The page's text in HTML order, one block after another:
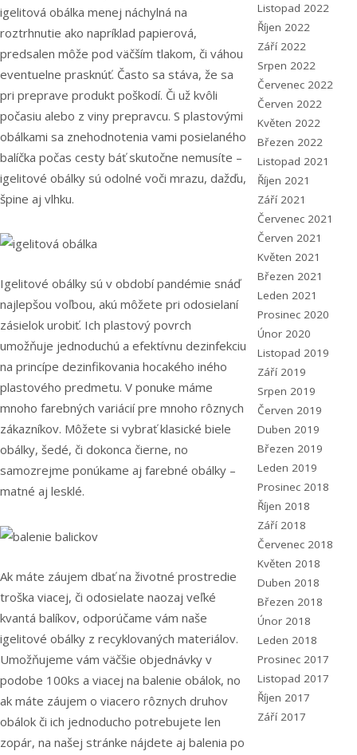
igelitová obálka menej náchylná na
roztrhnutie ako napríklad papierová,
predsalen môže pod väčším tlakom, či váhou
eventuelne prasknúť. Často sa stáva, že sa
pri preprave produkt poškodí. Či už kvôli
počasiu alebo z viny prepravcu. S plastovými
obálkami sa znehodnotenia vami posielaného
balíčka počas cesty báť skutočne nemusíte –
igelitové obálky sú odolné voči mrazu, dažďu,
špine aj vlhku.
Igelitové obálky sú v období pandémie snáď
najlepšou voľbou, akú môžete pri odosielaní
zásielok urobiť. Ich plastový povrch
umožňuje jednoduchú a efektívnu dezinfekciu
na princípe dezinfikovania hocakého iného
plastového predmetu. V ponuke máme
mnoho farebných variácií pre mnoho rôznych
zákazníkov. Môžete si vybrať klasické biele
obálky, šedé, či dokonca čierne, no
samozrejme ponúkame aj farebné obálky –
matné aj lesklé.
Ak máte záujem dbať na životné prostredie
troška viacej, či odosielate naozaj veľké
kvantá balíkov, odporúčame vám naše
igelitové obálky z recyklovaných materiálov.
Umožňujeme vám väčšie objednávky v
podobe 100ks a viacej na balenie obálok, no
ak máte záujem o viacero rôznych druhov
obálok či ich jednoducho potrebujete len
zopár, na našej stránke nájdete aj balenia po
Listopad 2022
Říjen 2022
Září 2022
Srpen 2022
Červenec 2022
Červen 2022
Květen 2022
Březen 2022
Listopad 2021
Říjen 2021
Září 2021
Červenec 2021
Červen 2021
Květen 2021
Březen 2021
Leden 2021
Prosinec 2020
Únor 2020
Listopad 2019
Září 2019
Srpen 2019
Červen 2019
Duben 2019
Březen 2019
Leden 2019
Prosinec 2018
Říjen 2018
Září 2018
Červenec 2018
Květen 2018
Duben 2018
Březen 2018
Únor 2018
Leden 2018
Prosinec 2017
Listopad 2017
Říjen 2017
Září 2017